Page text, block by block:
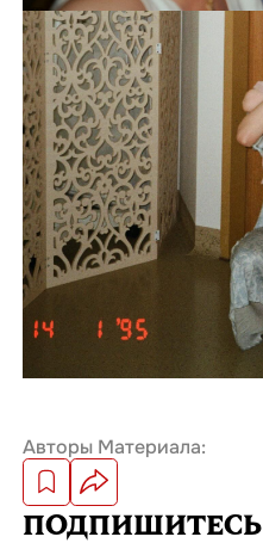
Авторы Материала:
ПОДПИШИТЕСЬ